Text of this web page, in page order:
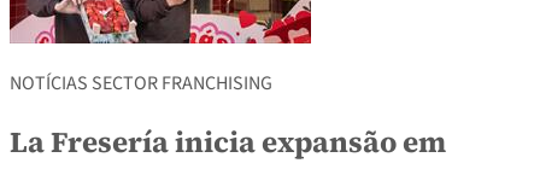
NOTÍCIAS SECTOR FRANCHISING
La Fresería inicia expansão em